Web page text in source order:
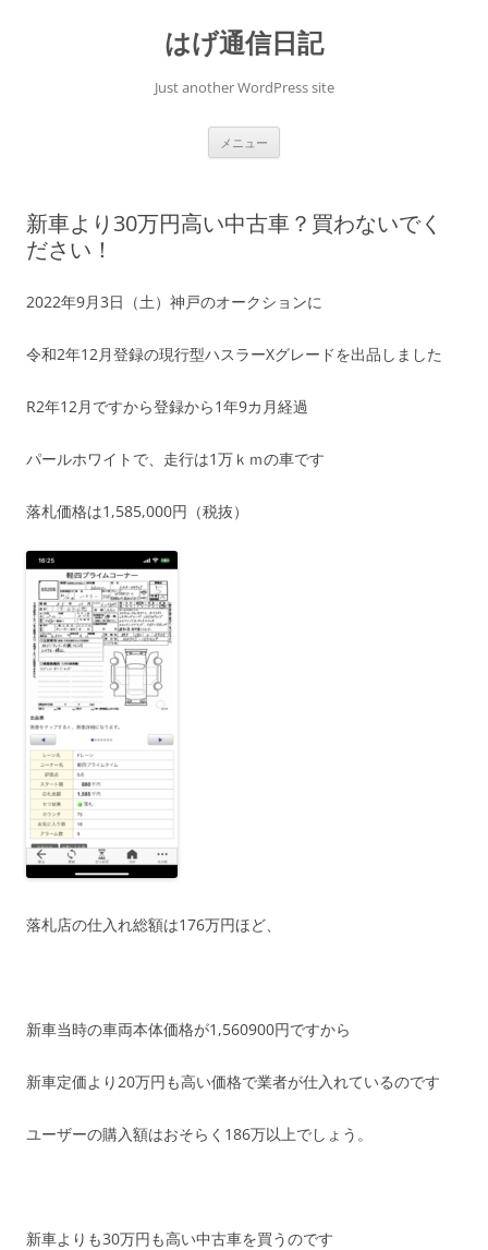
はげ通信日記
Just another WordPress site
メニュー
新車より30万円高い中古車？買わないでく
ださい！
2022年9月3日（土）神戸のオークションに
令和2年12月登録の現行型ハスラーXグレードを出品しました
R2年12月ですから登録から1年9カ月経過
パールホワイトで、走行は1万ｋｍの車です
落札価格は1,585,000円（税抜）
落札店の仕入れ総額は176万円ほど、
新車当時の車両本体価格が1,560900円ですから
新車定価より20万円も高い価格で業者が仕入れているのです
ユーザーの購入額はおそらく186万以上でしょう。
新車よりも30万円も高い中古車を買うのです